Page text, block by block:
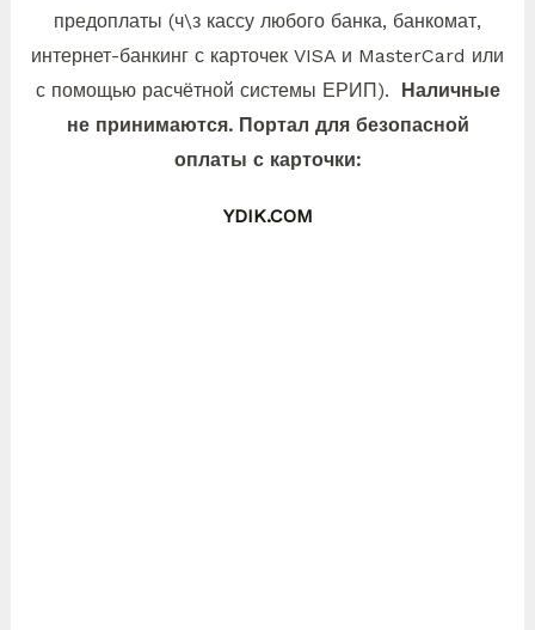
предоплаты (ч\з кассу любого банка, банкомат,
интернет-банкинг с карточек VISA и MasterCard или
с помощью расчётной системы ЕРИП). Наличные
не принимаются. Портал для безопасной
оплаты с карточки:
YDIK.COM